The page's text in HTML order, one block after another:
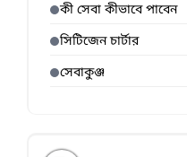
কী সেবা কীভাবে পাবেন
সিটিজেন চার্টার
সেবাকুঞ্জ